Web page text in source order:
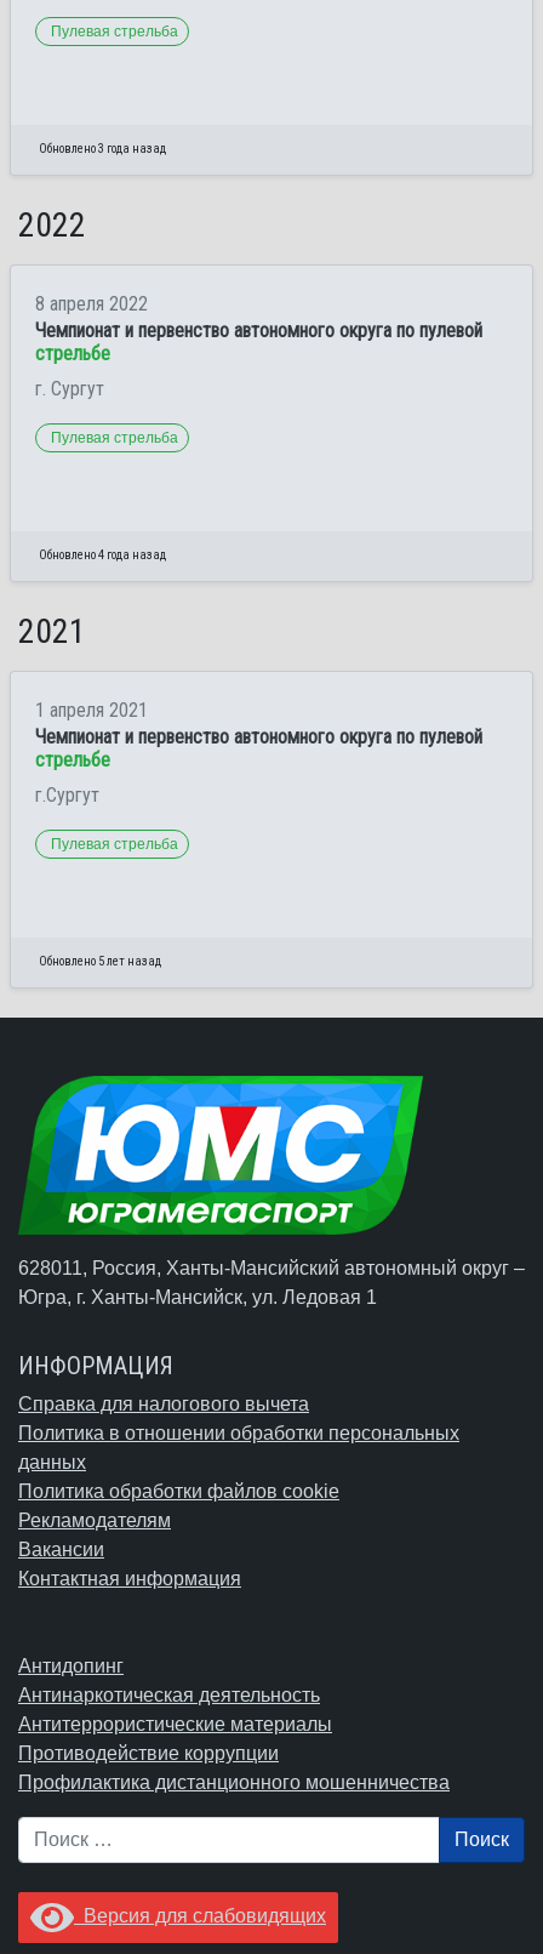
Пулевая стрельба
Обновлено 3 года назад
2022
8 апреля 2022
Чемпионат и первенство автономного округа по пулевой
стрельбе
г. Сургут
Пулевая стрельба
Обновлено 4 года назад
2021
1 апреля 2021
Чемпионат и первенство автономного округа по пулевой
стрельбе
г.Сургут
Пулевая стрельба
Обновлено 5 лет назад
628011, Россия, Ханты-Мансийский автономный округ –
Югра, г. Ханты-Мансийск, ул. Ледовая 1
ИНФОРМАЦИЯ
Справка для налогового вычета
Политика в отношении обработки персональных
данных
Политика обработки файлов cookie
Рекламодателям
Вакансии
Контактная информация
Антидопинг
Антинаркотическая деятельность
Антитеррористические материалы
Противодействие коррупции
Профилактика дистанционного мошенничества
Поиск
Версия для слабовидящих